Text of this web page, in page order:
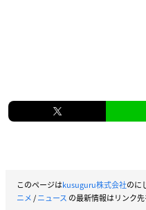
このページはkusuguru株式会社のに
ニメ/ニュース の最新情報はリンク先